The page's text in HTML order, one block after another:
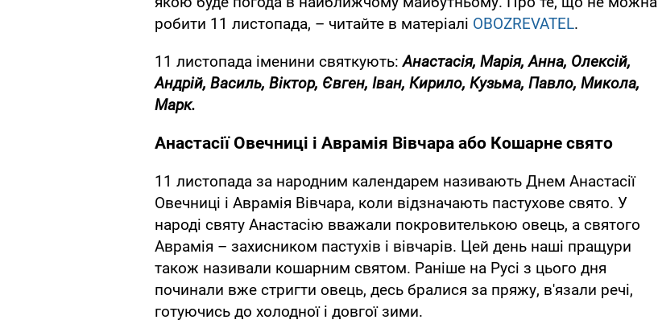
робити 11 листопада, – читайте в матеріалі OBOZREVATEL.
11 листопада іменини святкують:Анастасія, Марія, Анна, Олексій,
Андрій, Василь, Віктор, Євген, Іван, Кирило, Кузьма, Павло, Микола,
Марк.
Анастасії Овечниці і Аврамія Вівчара або Кошарне свято
11 листопада за народним календарем називають Днем Анастасії
Овечниці і Аврамія Вівчара, коли відзначають пастухове свято. У
народі святу Анастасію вважали покровителькою овець, а святого
Аврамія – захисником пастухів і вівчарів. Цей день наші пращури
також називали кошарним святом. Раніше на Русі з цього дня
починали вже стригти овець, десь бралися за пряжу, в'язали речі,
готуючись до холодної і довгої зими.